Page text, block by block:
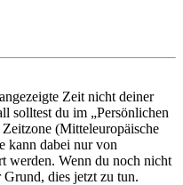
Zeit nicht deiner
solltest du im „Persönlichen
(Mitteleuropäische
kann dabei nur von
werden. Wenn du noch nicht
dies jetzt zu tun.